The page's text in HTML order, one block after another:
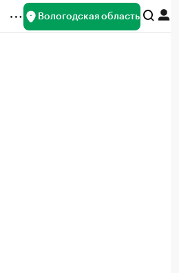
Вологодская область